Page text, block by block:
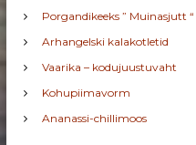
Porgandikeeks ” Muinasjutt “
Arhangelski kalakotletid
Vaarika – kodujuustuvaht
Kohupiimavorm
Ananassi-chillimoos